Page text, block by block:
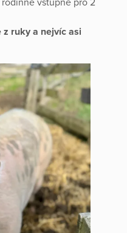
vstupné pro 2
ruky a nejvíc asi